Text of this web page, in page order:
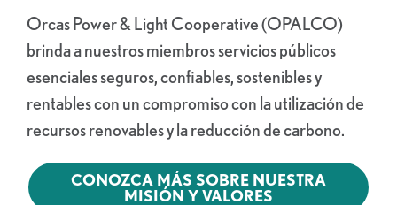
Orcas Power & Light Cooperative (OPALCO)
brinda a nuestros miembros servicios públicos
esenciales seguros, confiables, sostenibles y
rentables con un compromiso con la utilización de
recursos renovables y la reducción de carbono.
CONOZCA MÁS SOBRE NUESTRA
MISIÓN Y VALORES